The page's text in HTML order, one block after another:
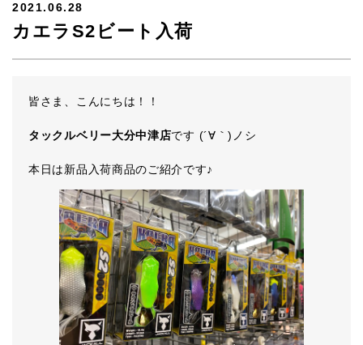
2021.06.28
カエラS2ビート入荷
皆さま、こんにちは！！
タックルベリー大分中津店です (´∀｀)ノシ
本日は新品入荷商品のご紹介です♪